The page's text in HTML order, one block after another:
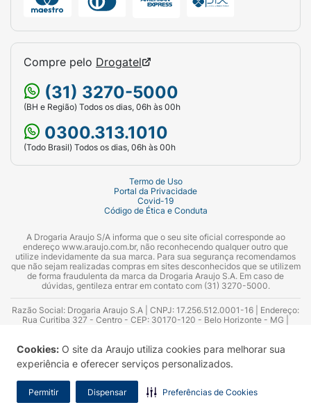
Cookies: O site da Araujo utiliza cookies para melhorar sua
experiência e oferecer serviços personalizados.
Permitir Dispensar Preferências de Cookies
Compre pelo Drogatel
(31) 3270-5000
(BH e Região) Todos os dias, 06h às 00h
0300.313.1010
(Todo Brasil) Todos os dias, 06h às 00h
Termo de Uso
Portal da Privacidade
Covid-19
Código de Ética e Conduta
A Drogaria Araujo S/A informa que o seu site oficial corresponde ao
endereço www.araujo.com.br, não reconhecendo qualquer outro que
utilize indevidamente da sua marca. Para sua segurança recomendamos
que não sejam realizadas compras em sites desconhecidos que se utilizem
de forma fraudulenta da marca da Drogaria Araujo S.A. Em caso de
dúvidas, gentileza entrar em contato com (31) 3270-5000.
Razão Social: Drogaria Araujo S.A | CNPJ: 17.256.512.0001-16 | Endereço:
Rua Curitiba 327 - Centro - CEP: 30170-120 - Belo Horizonte - MG |
Azevedo Guimarães – CRF 10.965 | Yasmin Silva Alvarenga – CRF 52.584 -
Consultor substituto: Thiago Aguiar Pinheiro - CRF Nº 13.748. Alvará
Sanitário: 2025020713 | Autorização de Funcionamento da Empresa (AFE):